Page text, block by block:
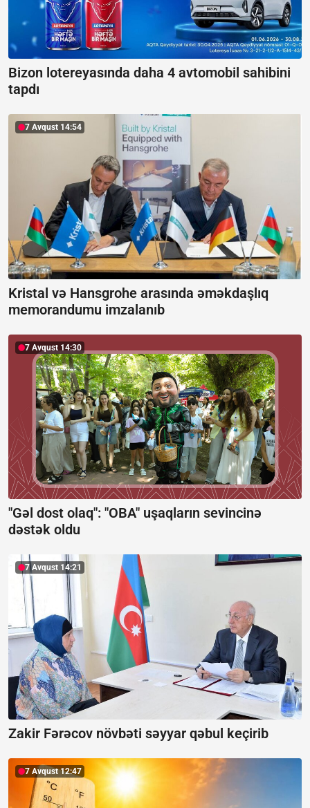
Bizon lotereyasında daha 4 avtomobil sahibini
tapdı
7 Avqust 14:54
Kristal və Hansgrohe arasında əməkdaşlıq
memorandumu imzalanıb
7 Avqust 14:30
"Gəl dost olaq": "OBA" uşaqların sevincinə
dəstək oldu
7 Avqust 14:21
Zakir Fərəcov növbəti səyyar qəbul keçirib
7 Avqust 12:47